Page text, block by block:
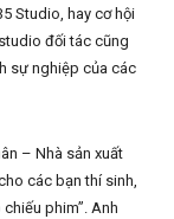
Studio, hay cơ hội
đối tác cũng
sự nghiệp của các
– Nhà sản xuất
các bạn thí sinh,
phim”. Anh